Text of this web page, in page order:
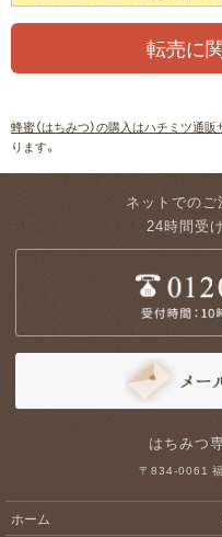
転売に
蜂蜜（はちみつ）の購入はハチミツ通販
ります。
ネットでのご
24時間受
はちみつ
〒834-0061
ホーム